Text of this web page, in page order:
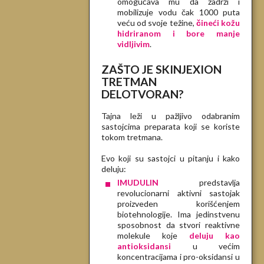
mobilizuje vodu čak 1000 puta
veću od svoje težine, čineći kožu
hidriranom i bore manje
vidljivim.
ZAŠTO JE SKINJEXION
TRETMAN
DELOTVORAN?
Tajna leži u pažljivo odabranim
sastojcima preparata koji se koriste
tokom tretmana.
Evo koji su sastojci u pitanju i kako
deluju:
IMUDULIN predstavlja
revolucionarni aktivni sastojak
proizveden korišćenjem
biotehnologije. Ima jedinstvenu
sposobnost da stvori reaktivne
molekule koje deluju kao
antioksidansi u većim
koncentracijama i pro-oksidansi u